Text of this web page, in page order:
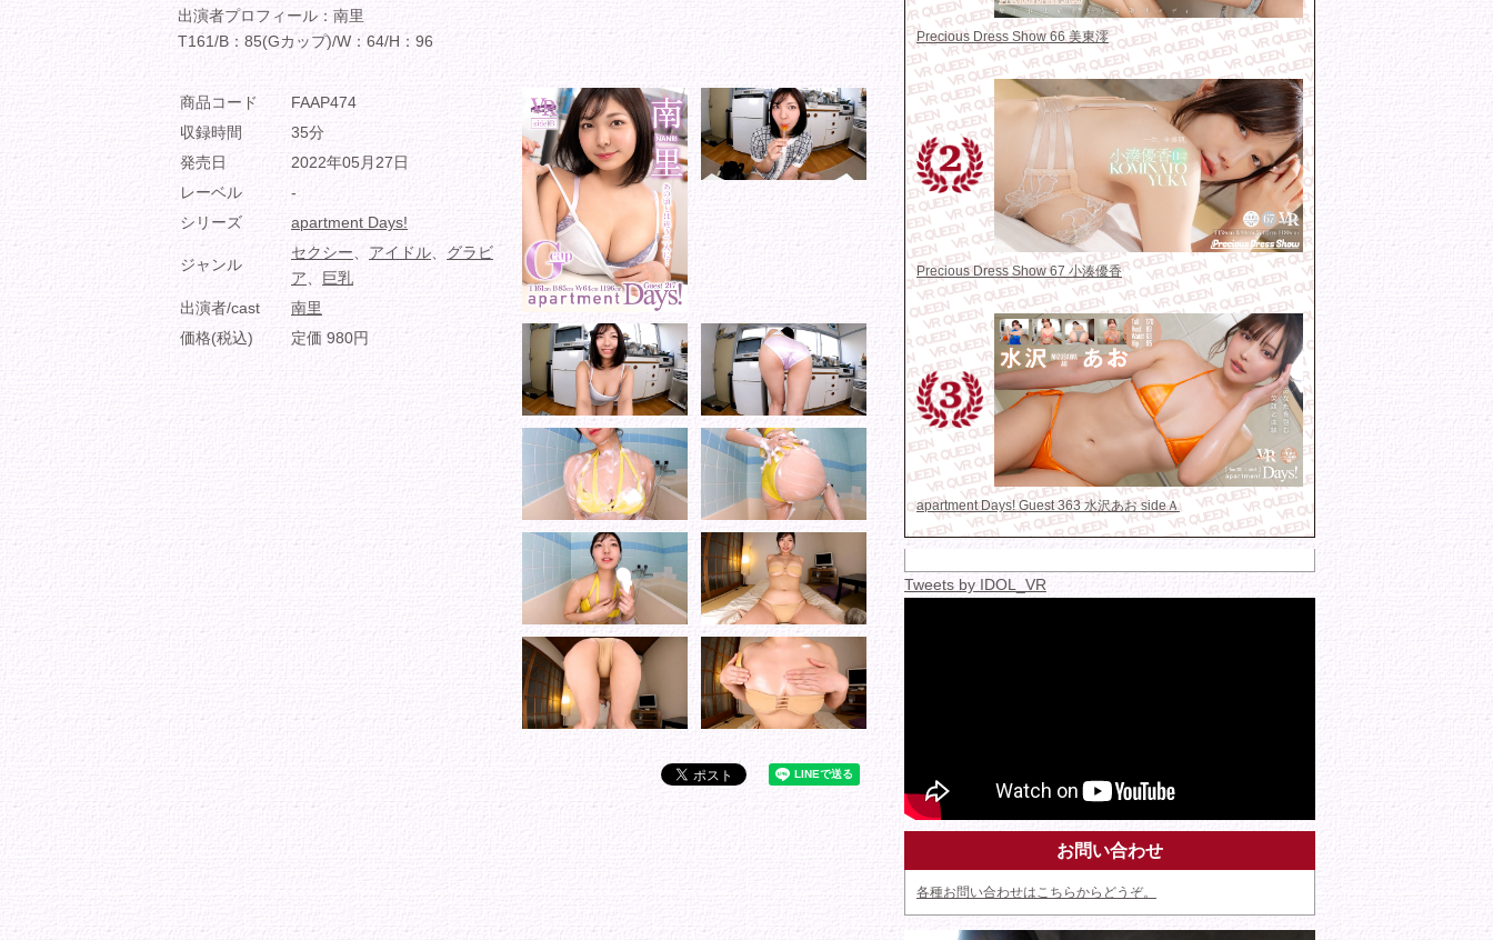
出演者プロフィール：南里
T161/B：85(Gカップ)/W：64/H：96
商品コード
FAAP474
収録時間
35分
発売日
2022年05月27日
レーベル
-
シリーズ
apartment Days!
ジャンル
セクシー アイドル
グラビ
ア
巨乳
出演者/cast
南里
価格(税込)
定価 980円
Precious Dress Show 66 美東澪
Precious Dress Show 67 小湊優香
apartment Days! Guest 363 水沢あお sideＡ
Tweets by IDOL_VR
お問い合わせ
各種お問い合わせはこちらからどうぞ。